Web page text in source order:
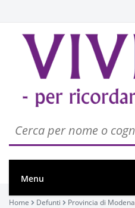
Menu
Home Defunti Provincia di Modena